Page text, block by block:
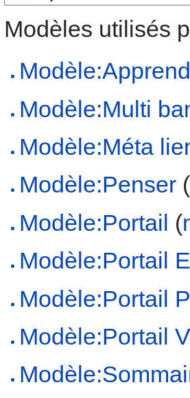
Modèles utilisés
Modèle:Multi
Modèle:Méta
Modèle:Penser (
Modèle:Portail (
Modèle:Portail
Modèle:Portail
Modèle:Portail